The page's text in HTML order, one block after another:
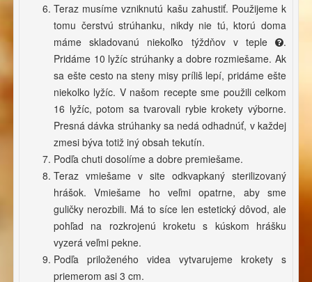
Teraz musíme vzniknutú kašu zahustiť. Použijeme k
tomu čerstvú strúhanku, nikdy nie tú, ktorú doma
máme skladovanú niekoľko týždňov v teple
.
Pridáme 10 lyžíc strúhanky a dobre rozmiešame. Ak
sa ešte cesto na steny misy príliš lepí, pridáme ešte
niekolko lyžíc. V našom recepte sme použili celkom
16 lyžíc, potom sa tvarovali rybie krokety výborne.
Presná dávka strúhanky sa nedá odhadnúť, v každej
zmesi býva totiž iný obsah tekutín.
Podľa chuti dosolíme a dobre premiešame.
Teraz vmiešame v site odkvapkaný sterilizovaný
hrášok. Vmiešame ho veľmi opatrne, aby sme
guličky nerozbili. Má to síce len estetický dôvod, ale
pohľad na rozkrojenú kroketu s kúskom hrášku
vyzerá veľmi pekne.
Podľa priloženého videa vytvarujeme krokety s
priemerom asi 3 cm.